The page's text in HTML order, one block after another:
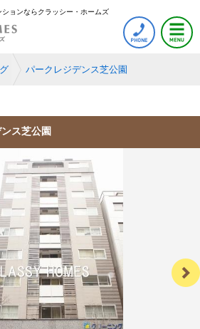
ョンならクラッシー・ホームズ
パークレジデンス芝公園
ス芝公園